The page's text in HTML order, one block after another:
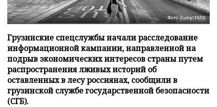
Фото: Zuma\TASS
Грузинские спецслужбы начали расследование
информационной кампании, направленной на
подрыв экономических интересов страны путем
распространения лживых историй об
оставленных в лесу россиянах, сообщили в
грузинской службе государственной безопасности
(СГБ).